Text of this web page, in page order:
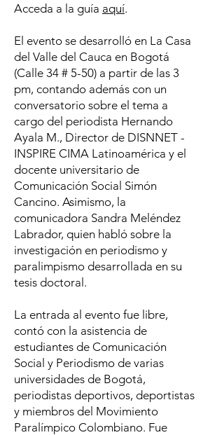
Acceda a la guía aquí.
El evento se desarrolló en La Casa
del Valle del Cauca en Bogotá
(Calle 34 # 5-50) a partir de las 3
pm, contando además con un
conversatorio sobre el tema a
cargo del periodista Hernando
Ayala M., Director de DISNNET -
INSPIRE CIMA Latinoamérica y el
docente universitario de
Comunicación Social Simón
Cancino. Asimismo, la
comunicadora Sandra Meléndez
Labrador, quien habló sobre la
investigación en periodismo y
paralimpismo desarrollada en su
tesis doctoral.
La entrada al evento fue libre,
contó con la asistencia de
estudiantes de Comunicación
Social y Periodismo de varias
universidades de Bogotá,
periodistas deportivos, deportistas
y miembros del Movimiento
Paralímpico Colombiano. Fue